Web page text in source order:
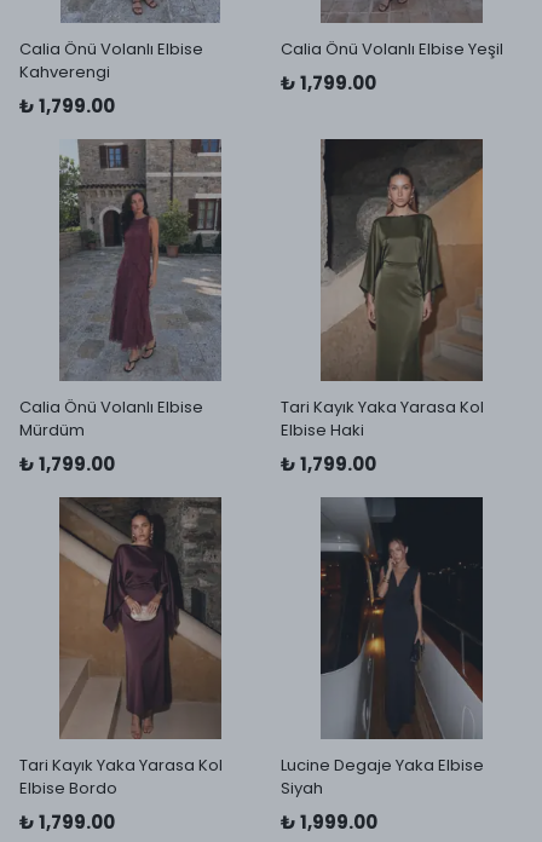
Calia Önü Volanlı Elbise
Kahverengi
₺ 1,799.00
Calia Önü Volanlı Elbise Yeşil
₺ 1,799.00
Calia Önü Volanlı Elbise
Mürdüm
₺ 1,799.00
Tari Kayık Yaka Yarasa Kol
Elbise Haki
₺ 1,799.00
Tari Kayık Yaka Yarasa Kol
Elbise Bordo
₺ 1,799.00
Lucine Degaje Yaka Elbise
Siyah
₺ 1,999.00